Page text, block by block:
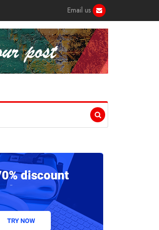
Email us